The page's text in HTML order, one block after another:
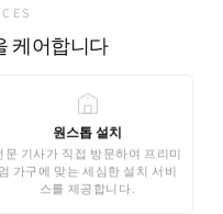
케어합니다
원스톱 설치
문 기사가 직접 방문하여 프리미
엄 가구에 맞는 세심한 설치 서비
스를 제공합니다.